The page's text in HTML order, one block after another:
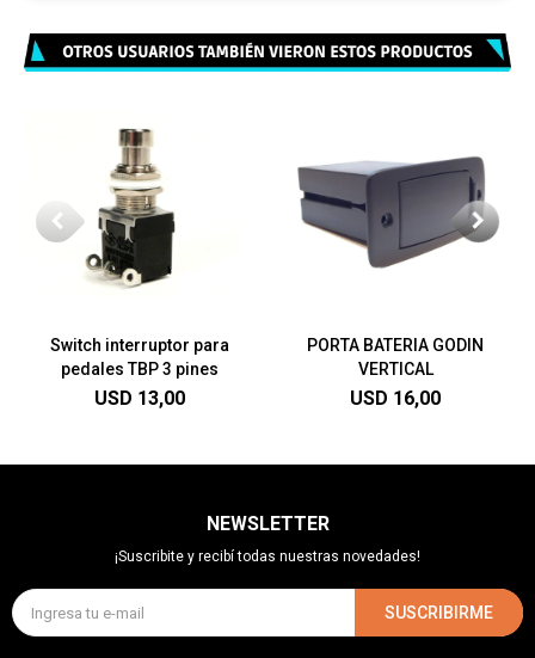
Switch interruptor para
pedales TBP 3 pines
USD 13,00
PORTA BATERIA GODIN
VERTICAL
USD 16,00
NEWSLETTER
¡Suscribite y recibí todas nuestras novedades!
SUSCRIBIRME